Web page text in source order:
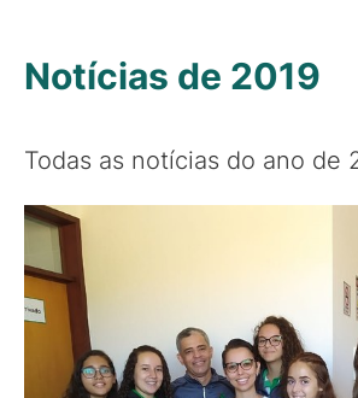
Notícias de 2019
Todas as notícias do ano de